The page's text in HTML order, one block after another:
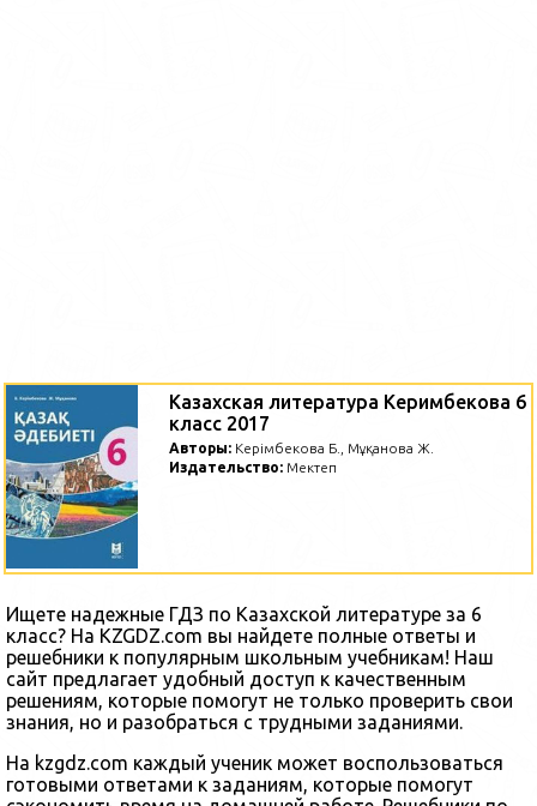
Казахская литература Керимбекова 6
класс 2017
Авторы: Керімбекова Б., Мұқанова Ж.
Издательство: Мектеп
Ищете надежные ГДЗ по Казахской литературе за 6
класс? На KZGDZ.com вы найдете полные ответы и
решебники к популярным школьным учебникам! Наш
сайт предлагает удобный доступ к качественным
решениям, которые помогут не только проверить свои
знания, но и разобраться с трудными заданиями.
На kzgdz.com каждый ученик может воспользоваться
готовыми ответами к заданиям, которые помогут